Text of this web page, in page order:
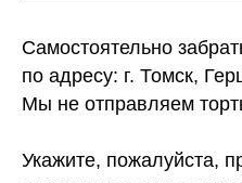
Самостоятельно
по адресу: г. Томск,
Мы не отправляем
Укажите, пожалуйста,